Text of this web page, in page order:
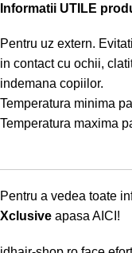
Informatii UTILE
Pentru uz extern.
in contact cu ochii,
indemana copiilor.
Temperatura minima
Temperatura maxima
Pentru a vedea toate
Xclusive apasa AICI!